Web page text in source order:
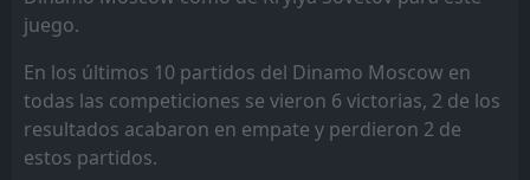
04
FT
08:00
01Jul
Krylya Sovetov
FK Sokol Saratov
2
3
L
FT
13:00
Krylya Sovetov
juego.
En los últimos 10 partidos del Dinamo Moscow en
todas las competiciones se vieron 6 victorias, 2 de los
resultados acabaron en empate y perdieron 2 de
estos partidos.